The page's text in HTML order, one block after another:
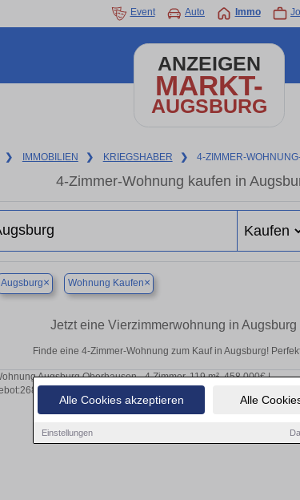
Alle Cookies akzeptieren Alle
Einstellungen
Event Auto Immo
ANZEIGEN
MARKT-
AUGSBURG
❯ IMMOBILIEN ❯ KRIEGSHABER ❯ 4-ZIMMER-
4-Zimmer-Wohnung kaufen in
Augsburg× Wohnung Kaufen×
Jetzt eine Vierzimmerwohnung in
Finde eine 4-Zimmer-Wohnung zum Kauf in Augsburg!